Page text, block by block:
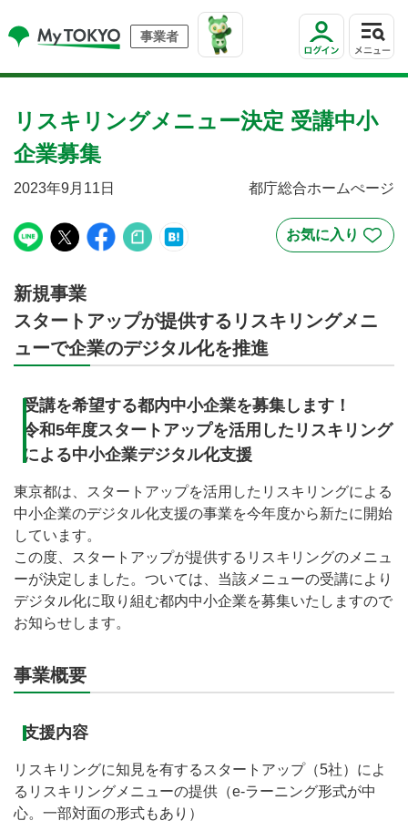
事業者
リスキリングメニュー決定 受講中小
企業募集
2023年9月11日 都庁総合ホームぺージ
新規事業
スタートアップが提供するリスキリングメニ
ューで企業のデジタル化を推進
受講を希望する都内中小企業を募集します！
令和5年度スタートアップを活用したリスキリング
による中小企業デジタル化支援
東京都は、スタートアップを活用したリスキリングによる
中小企業のデジタル化支援の事業を今年度から新たに開始
しています。
この度、スタートアップが提供するリスキリングのメニュ
ーが決定しました。ついては、当該メニューの受講により
デジタル化に取り組む都内中小企業を募集いたしますので
お知らせします。
事業概要
支援内容
リスキリングに知見を有するスタートアップ（5社）によ
るリスキリングメニューの提供（e-ラーニング形式が中
心。一部対面の形式もあり）